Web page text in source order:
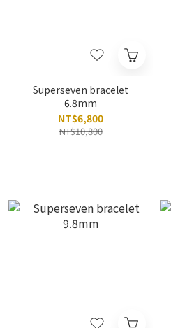
Superseven bracelet
6.8mm
NT$6,800
NT$10,800